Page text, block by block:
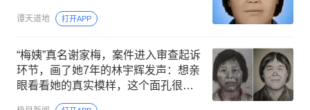
谭天道地 打开APP
“梅姨”真名谢家梅，案件进入审查起诉
环节，画了她7年的林宇辉发声：想亲
眼看看她的真实模样，这个面孔很让